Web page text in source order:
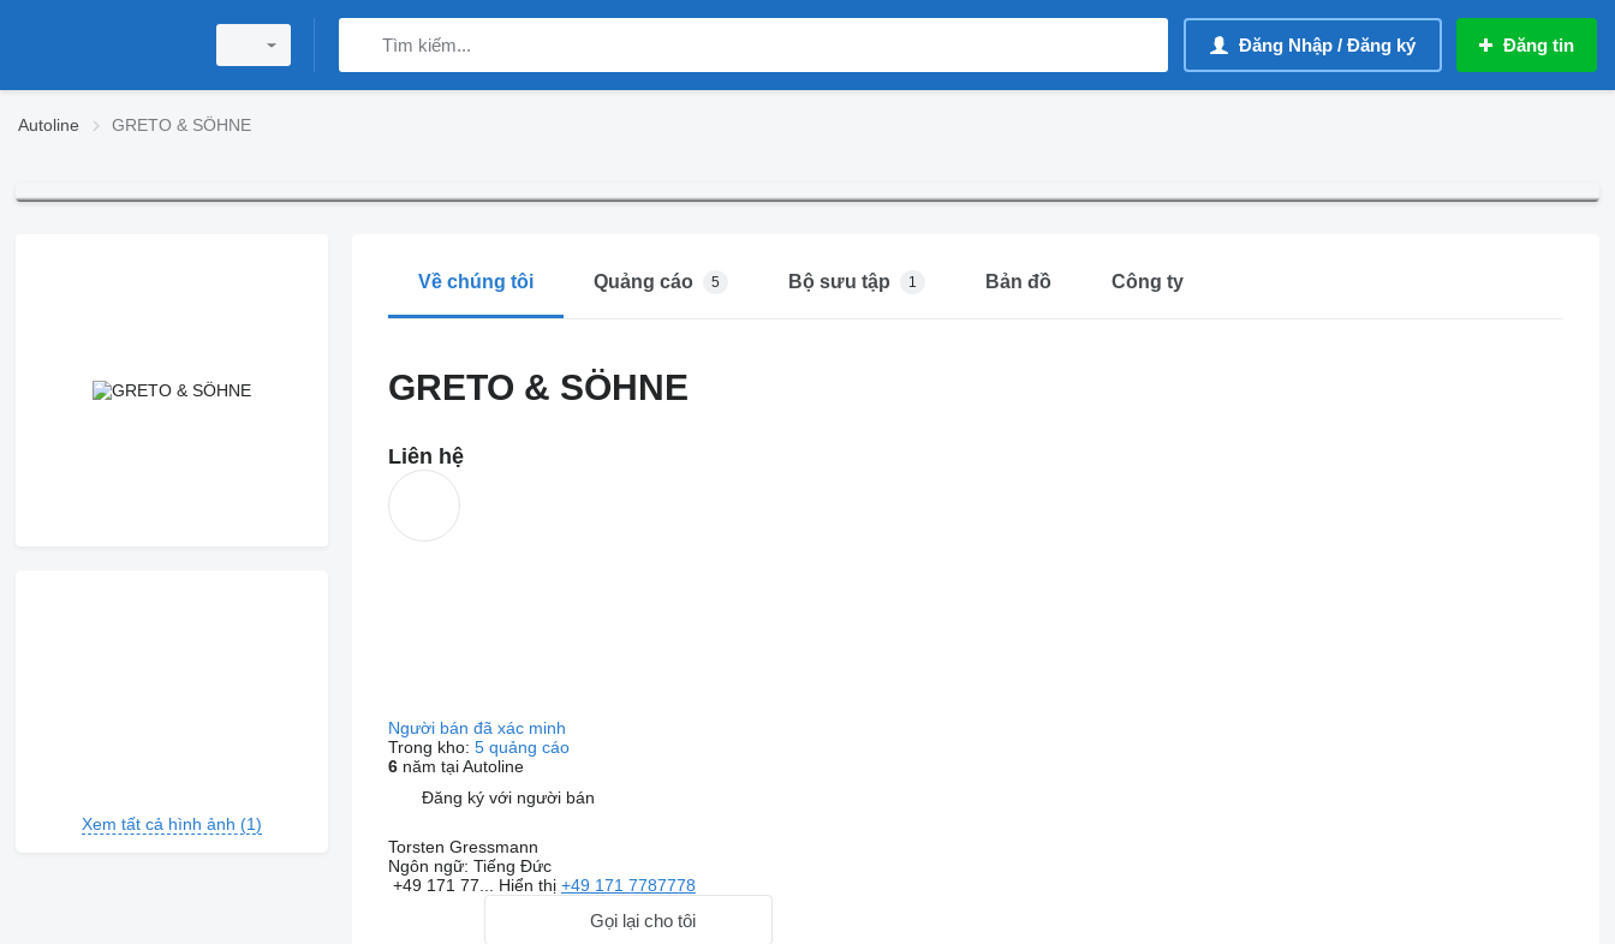
Đăng Nhập / Đăng ký Đăng tin
Autoline GRETO & SÖHNE
Xem tất cả hình ảnh (1)
Về chúng tôi Quảng cáo 5 Bộ sưu tập 1 Bản đồ Công ty
GRETO & SÖHNE
Liên hệ
Người bán đã xác minh
Trong kho: 5 quảng cáo
6năm tại Autoline
Đăng ký với người bán
Torsten Gressmann
Ngôn ngữ: Tiếng Đức
+49 171 77... Hiển thị +49 171 7787778
Gọi lại cho tôi